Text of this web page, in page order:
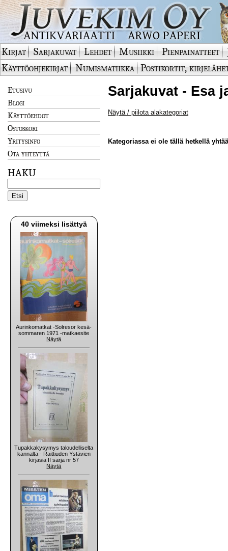
Kirjat Sarjakuvat Lehdet Musiikki Pienpainatteet
Käyttöohjekirjat
Numismatiikka Postikortit,
Etusivu
Blogi
Käyttöehdot
Ostoskori
Yritysinfo
Ota yhteyttä
HAKU
40 viimeksi lisättyä
Aurinkomatkat -Solresor kesä-
sommaren 1971 -matkaesite
Näytä
Tupakkakysymys taloudelliselta
kannalta - Raittiuden Ystävien
kirjasia II sarja nr 57
Näytä
Sarjakuvat - Esa
Näytä / piilota alakategoriat
Kategoriassa ei ole tällä hetkellä